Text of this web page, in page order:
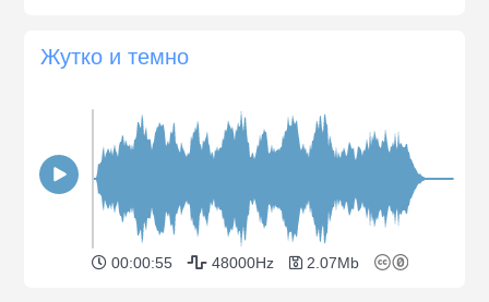
Жутко и темно
00:00:55 48000Hz 2.07Mb